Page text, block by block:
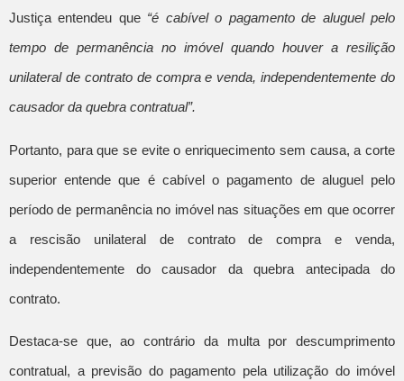
Justiça entendeu que “é cabível o pagamento de aluguel pelo
tempo de permanência no imóvel quando houver a resilição
unilateral de contrato de compra e venda, independentemente do
causador da quebra contratual”.
Portanto, para que se evite o enriquecimento sem causa, a corte
superior entende que é cabível o pagamento de aluguel pelo
período de permanência no imóvel nas situações em que ocorrer
a rescisão unilateral de contrato de compra e venda,
independentemente do causador da quebra antecipada do
contrato.
Destaca-se que, ao contrário da multa por descumprimento
contratual, a previsão do pagamento pela utilização do imóvel